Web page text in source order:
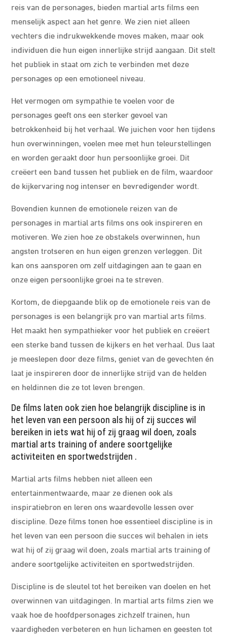
reis van de personages, bieden martial arts films een
menselijk aspect aan het genre. We zien niet alleen
vechters die indrukwekkende moves maken, maar ook
individuen die hun eigen innerlijke strijd aangaan. Dit stelt
het publiek in staat om zich te verbinden met deze
personages op een emotioneel niveau.
Het vermogen om sympathie te voelen voor de
personages geeft ons een sterker gevoel van
betrokkenheid bij het verhaal. We juichen voor hen tijdens
hun overwinningen, voelen mee met hun teleurstellingen
en worden geraakt door hun persoonlijke groei. Dit
creëert een band tussen het publiek en de film, waardoor
de kijkervaring nog intenser en bevredigender wordt.
Bovendien kunnen de emotionele reizen van de
personages in martial arts films ons ook inspireren en
motiveren. We zien hoe ze obstakels overwinnen, hun
angsten trotseren en hun eigen grenzen verleggen. Dit
kan ons aansporen om zelf uitdagingen aan te gaan en
onze eigen persoonlijke groei na te streven.
Kortom, de diepgaande blik op de emotionele reis van de
personages is een belangrijk pro van martial arts films.
Het maakt hen sympathieker voor het publiek en creëert
een sterke band tussen de kijkers en het verhaal. Dus laat
je meeslepen door deze films, geniet van de gevechten én
laat je inspireren door de innerlijke strijd van de helden
en heldinnen die ze tot leven brengen.
De films laten ook zien hoe belangrijk discipline is in
het leven van een persoon als hij of zij succes wil
bereiken in iets wat hij of zij graag wil doen, zoals
martial arts training of andere soortgelijke
activiteiten en sportwedstrijden .
Martial arts films hebben niet alleen een
entertainmentwaarde, maar ze dienen ook als
inspiratiebron en leren ons waardevolle lessen over
discipline. Deze films tonen hoe essentieel discipline is in
het leven van een persoon die succes wil behalen in iets
wat hij of zij graag wil doen, zoals martial arts training of
andere soortgelijke activiteiten en sportwedstrijden.
Discipline is de sleutel tot het bereiken van doelen en het
overwinnen van uitdagingen. In martial arts films zien we
vaak hoe de hoofdpersonages zichzelf trainen, hun
vaardigheden verbeteren en hun lichamen en geesten tot